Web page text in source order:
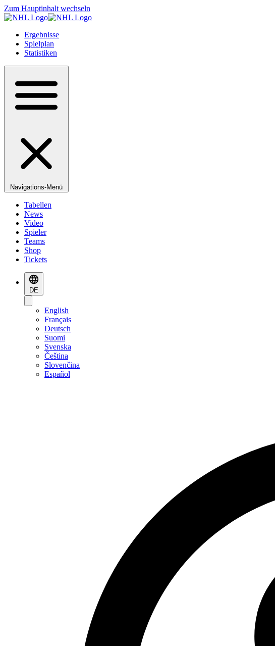
Zum Hauptinhalt wechseln
Ergebnisse
Spielplan
Statistiken
Navigations-Menü
Tabellen
News
Video
Spieler
Teams
Shop
Tickets
DE
English
Français
Deutsch
Suomi
Svenska
Čeština
Slovenčina
Español